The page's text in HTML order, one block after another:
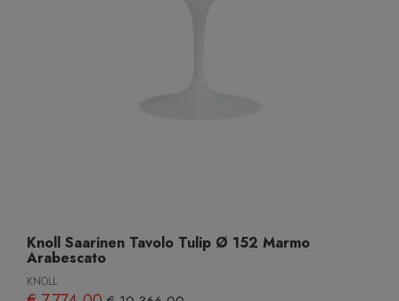
Knoll Saarinen Tavolo Tulip Ø 152 Marmo
Arabescato
KNOLL